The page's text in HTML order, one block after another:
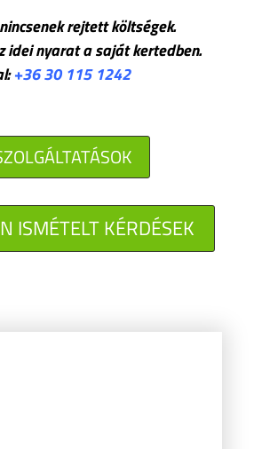
rejtett költségek.
idei nyarat a saját kertedben.
+36 30 115 1242
ISMÉTELT KÉRDÉSEK